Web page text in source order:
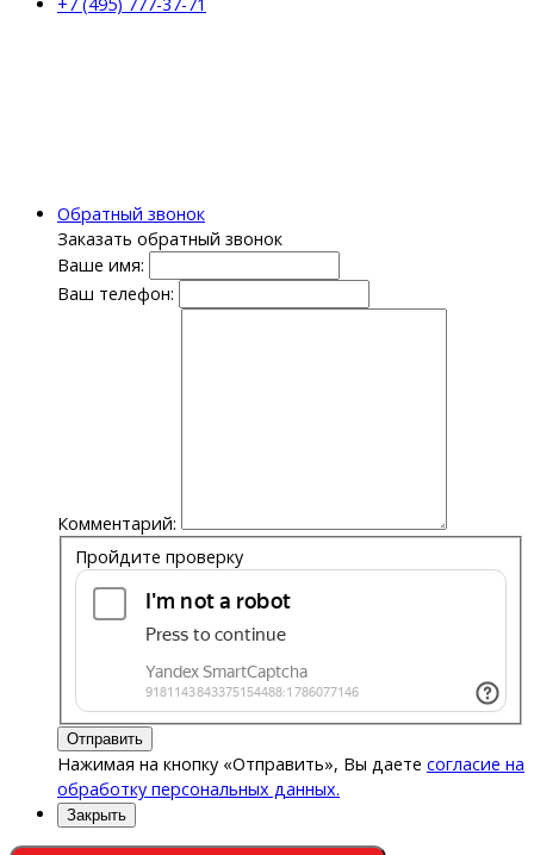
Обратный звонок
Заказать обратный звонок
Ваше имя:
Ваш телефон:
Комментарий:
Пройдите проверку
Отправить
Нажимая на кнопку «Отправить», Вы даете согласие на
обработку персональных данных.
Закрыть